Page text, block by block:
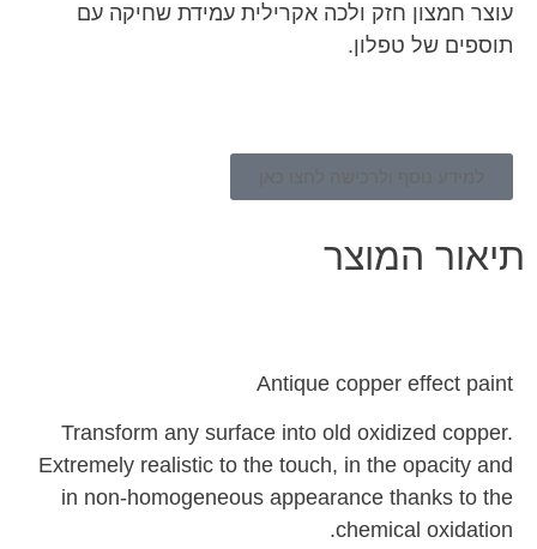
עוצר חמצון חזק ולכה אקרילית עמידת שחיקה עם
תוספים של טפלון.
למידע נוסף ולרכישה לחצו כאן
תיאור המוצר
Antique copper effect paint
Transform any surface into old oxidized copper.
Extremely realistic to the touch, in the opacity and
in non-homogeneous appearance thanks to the
chemical oxidation.